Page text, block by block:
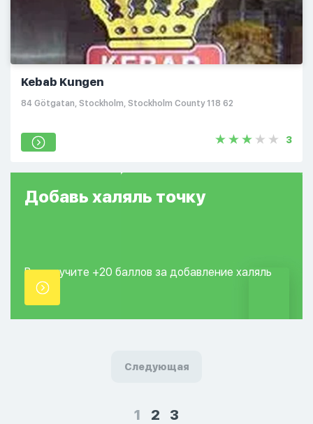
Kebab Kungen
84 Götgatan, Stockholm, Stockholm County 118 62
3
Добавь халяль точку
Вы получите +20 баллов за добавление халяль
точки.
Следующая
1 2 3